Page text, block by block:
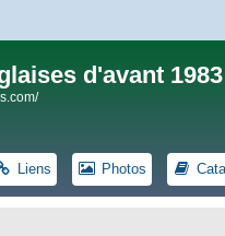
d'avant 1983
Liens Photos